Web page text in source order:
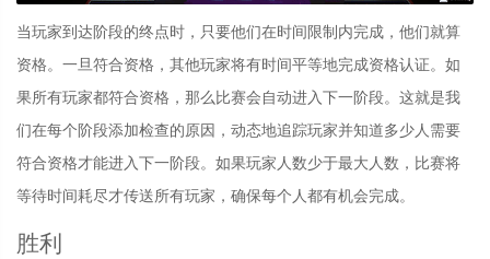
当玩家到达阶段的终点时，只要他们在时间限制内完成，他们就算
资格。一旦符合资格，其他玩家将有时间平等地完成资格认证。如
果所有玩家都符合资格，那么比赛会自动进入下一阶段。这就是我
们在每个阶段添加检查的原因，动态地追踪玩家并知道多少人需要
符合资格才能进入下一阶段。如果玩家人数少于最大人数，比赛将
等待时间耗尽才传送所有玩家，确保每个人都有机会完成。
胜利